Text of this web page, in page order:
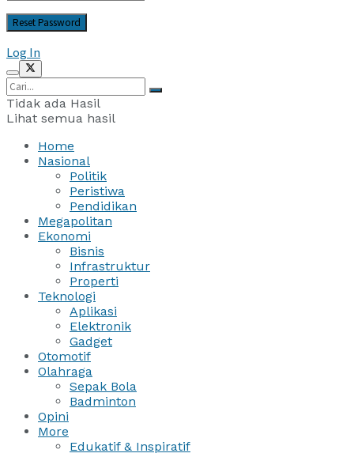
Log In
Tidak ada Hasil
Lihat semua hasil
Home
Nasional
Politik
Peristiwa
Pendidikan
Megapolitan
Ekonomi
Bisnis
Infrastruktur
Properti
Teknologi
Aplikasi
Elektronik
Gadget
Otomotif
Olahraga
Sepak Bola
Badminton
Opini
More
Edukatif & Inspiratif